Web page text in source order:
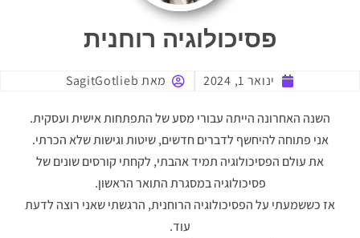
פסיכולוגיה רוחנית
ינואר 1, 2024 מאת
השנה האחרונה הייתה עבורי מסע של התפתחות אישית ועסקית.
אני פתוחה להיחשף לדברים חדשים, שיטות וגישות שלא הכרתי.
את עולם הפסיכולוגיה תמיד אהבתי, לקחתי קורסים שונים של
פסיכולוגיה במסגרת התואר הראשון.
אז כששמעתי על הפסיכולוגיה הרוחנית, הרגשתי שאני רוצה לדעת
עוד.